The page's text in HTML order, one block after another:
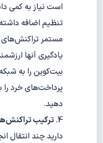
است نیاز به کمی
تنظیم اضافه
مستمر تراکنش‌های
یادگیری آنها
بیت‌کوین را به
پرداخت‌های خرد را
دهید.
ترکیب
دارید چند انتقال